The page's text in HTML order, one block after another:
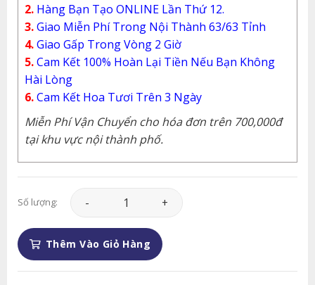
2. Hàng Bạn Tạo ONLINE Lần Thứ 12.
3.Giao Miễn Phí Trong Nội Thành 63/63 Tỉnh
4.Giao Gấp Trong Vòng 2 Giờ
5.Cam Kết 100% Hoàn Lại Tiền Nếu Bạn Không
Hài Lòng
6.Cam Kết Hoa Tươi Trên 3 Ngày
Miễn Phí Vận Chuyển cho hóa đơn trên 700,000đ
tại khu vực nội thành phố.
Số lượng: Hoa Tình Yêu - HTY175 số lượng
Thêm Vào Giỏ Hàng